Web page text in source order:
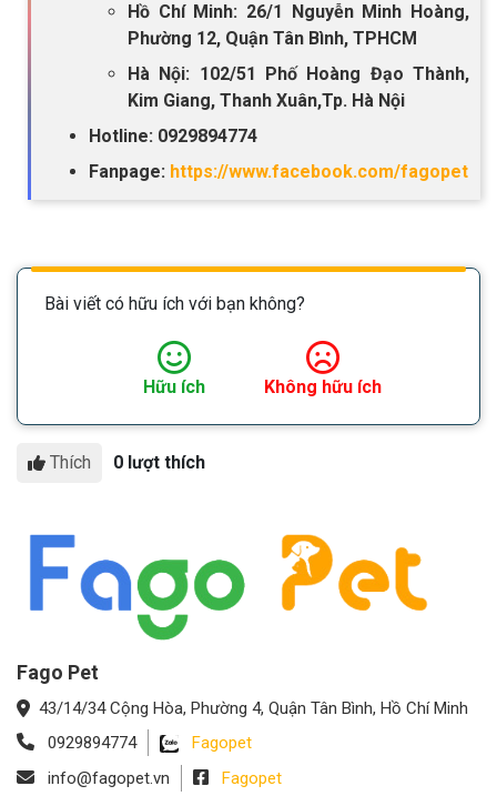
Hồ Chí Minh: 26/1 Nguyễn Minh Hoàng,
Phường 12, Quận Tân Bình, TPHCM
Hà Nội: 102/51 Phố Hoàng Đạo Thành,
Kim Giang, Thanh Xuân,Tp. Hà Nội
Hotline: 0929894774
Fanpage: https://www.facebook.com/fagopet
Bài viết có hữu ích với bạn không?
Hữu ích Không hữu ích
Thích 0 lượt thích
Fago Pet
43/14/34 Cộng Hòa, Phường 4, Quận Tân Bình, Hồ Chí Minh
0929894774
Fagopet
info@fagopet.vn
Fagopet